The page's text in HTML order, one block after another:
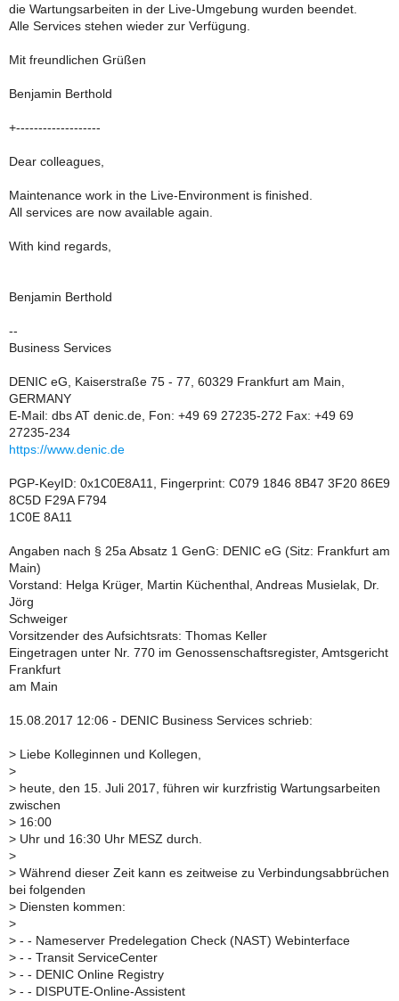
die Wartungsarbeiten in der Live-Umgebung wurden beendet.
Alle Services stehen wieder zur Verfügung.
Mit freundlichen Grüßen
Benjamin Berthold
+-------------------
Dear colleagues,
Maintenance work in the Live-Environment is finished.
All services are now available again.
With kind regards,
Benjamin Berthold
--
Business Services
DENIC eG, Kaiserstraße 75 - 77, 60329 Frankfurt am Main,
GERMANY
E-Mail: dbs AT denic.de, Fon: +49 69 27235-272 Fax: +49 69
27235-234
https://www.denic.de
PGP-KeyID: 0x1C0E8A11, Fingerprint: C079 1846 8B47 3F20 86E9
8C5D F29A F794
1C0E 8A11
Angaben nach § 25a Absatz 1 GenG: DENIC eG (Sitz: Frankfurt am
Main)
Vorstand: Helga Krüger, Martin Küchenthal, Andreas Musielak, Dr.
Jörg
Schweiger
Vorsitzender des Aufsichtsrats: Thomas Keller
Eingetragen unter Nr. 770 im Genossenschaftsregister, Amtsgericht
Frankfurt
am Main
15.08.2017 12:06 - DENIC Business Services schrieb:
> Liebe Kolleginnen und Kollegen,
>
> heute, den 15. Juli 2017, führen wir kurzfristig Wartungsarbeiten
zwischen
> 16:00
> Uhr und 16:30 Uhr MESZ durch.
>
> Während dieser Zeit kann es zeitweise zu Verbindungsabbrüchen
bei folgenden
> Diensten kommen:
>
> - - Nameserver Predelegation Check (NAST) Webinterface
> - - Transit ServiceCenter
> - - DENIC Online Registry
> - - DISPUTE-Online-Assistent